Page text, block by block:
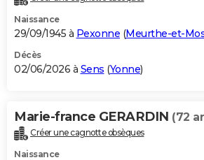
Naissance
29/09/1945 à Pexonne (Meurthe-et-
Décès
02/06/2026 à Sens (Yonne)
Marie-france GERARDIN (72
Créer une cagnotte obsèques
Naissance